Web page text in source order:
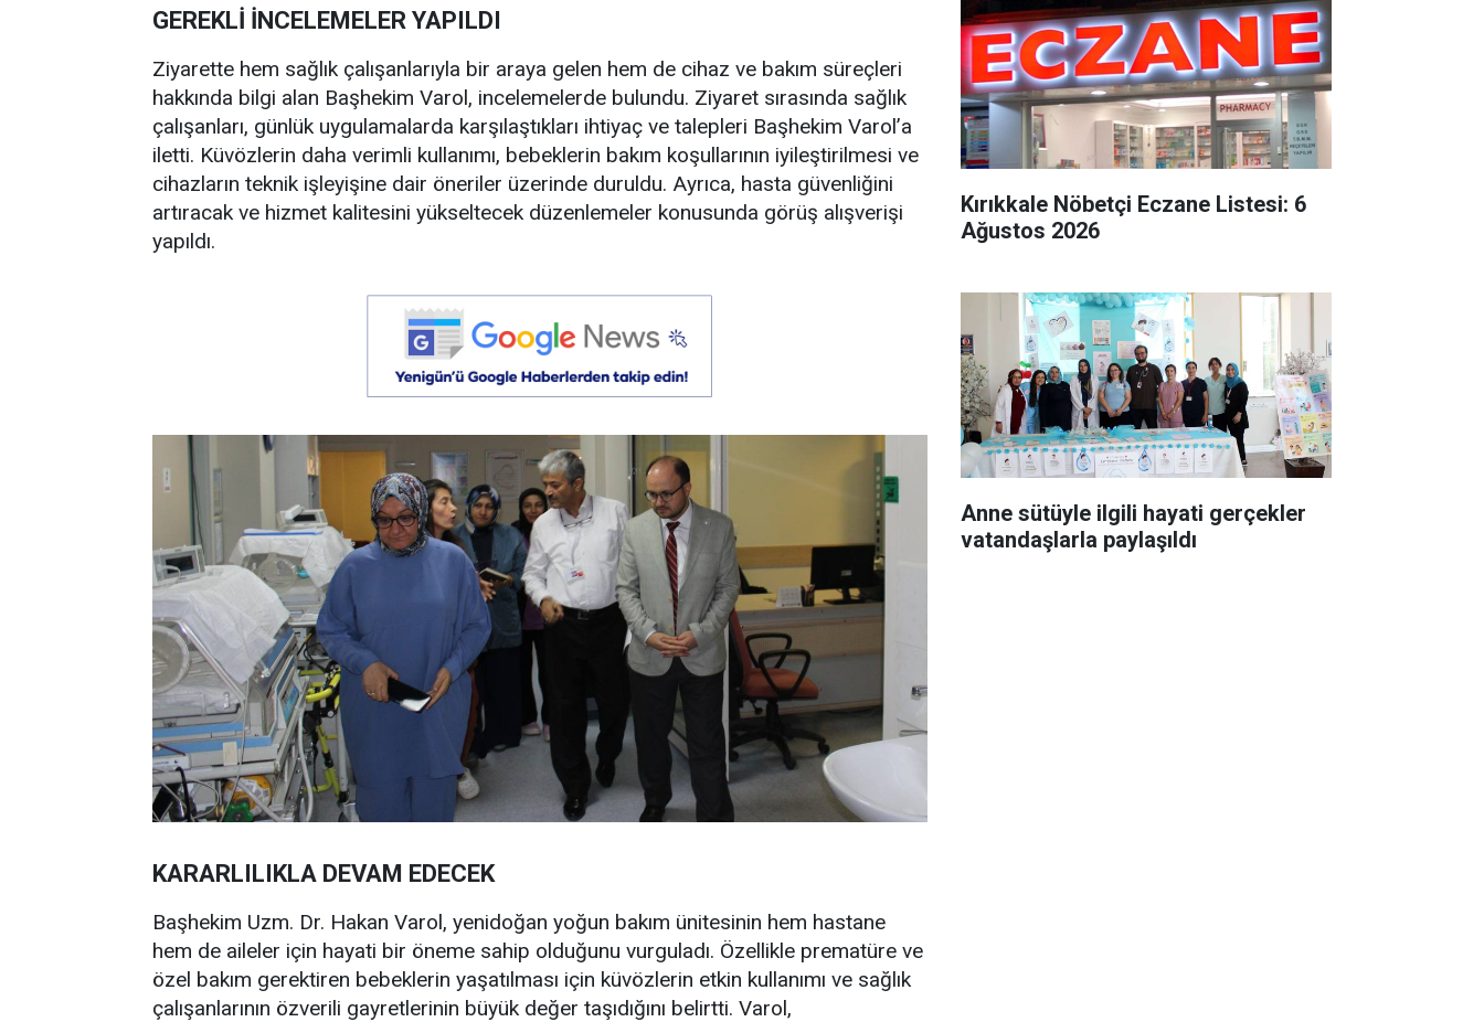
GEREKLİ İNCELEMELER YAPILDI
Ziyarette hem sağlık çalışanlarıyla bir araya gelen hem de cihaz ve bakım süreçleri
hakkında bilgi alan Başhekim Varol, incelemelerde bulundu. Ziyaret sırasında sağlık
çalışanları, günlük uygulamalarda karşılaştıkları ihtiyaç ve talepleri Başhekim Varol’a
iletti. Küvözlerin daha verimli kullanımı, bebeklerin bakım koşullarının iyileştirilmesi ve
cihazların teknik işleyişine dair öneriler üzerinde duruldu. Ayrıca, hasta güvenliğini
artıracak ve hizmet kalitesini yükseltecek düzenlemeler konusunda görüş alışverişi
yapıldı.
KARARLILIKLA DEVAM EDECEK
Başhekim Uzm. Dr. Hakan Varol, yenidoğan yoğun bakım ünitesinin hem hastane
hem de aileler için hayati bir öneme sahip olduğunu vurguladı. Özellikle prematüre ve
özel bakım gerektiren bebeklerin yaşatılması için küvözlerin etkin kullanımı ve sağlık
çalışanlarının özverili gayretlerinin büyük değer taşıdığını belirtti. Varol,
Kırıkkale Nöbetçi Eczane Listesi: 6
Ağustos 2026
Anne sütüyle ilgili hayati gerçekler
vatandaşlarla paylaşıldı